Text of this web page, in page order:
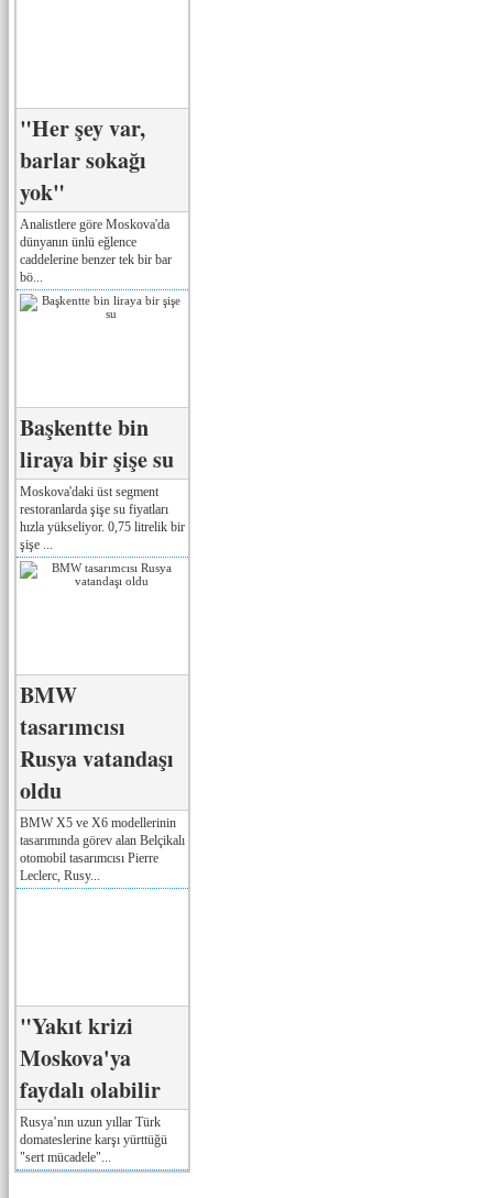
"Her şey var,
barlar sokağı
yok"
Analistlere göre Moskova'da
dünyanın ünlü eğlence
caddelerine benzer tek bir bar
bö...
Başkentte bin
liraya bir şişe su
Moskova'daki üst segment
restoranlarda şişe su fiyatları
hızla yükseliyor. 0,75 litrelik bir
şişe ...
BMW
tasarımcısı
Rusya vatandaşı
oldu
BMW X5 ve X6 modellerinin
tasarımında görev alan Belçikalı
otomobil tasarımcısı Pierre
Leclerc, Rusy...
"Yakıt krizi
Moskova'ya
faydalı olabilir
Rusya’nın uzun yıllar Türk
domateslerine karşı yürttüğü
"sert mücadele"...